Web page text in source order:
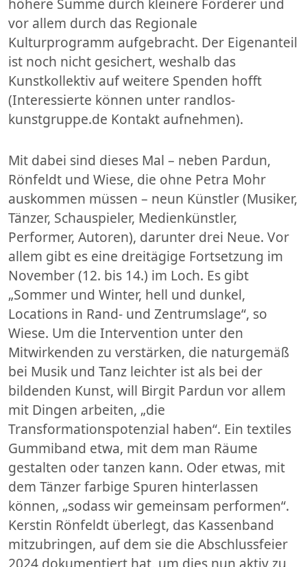
höhere Summe durch kleinere Förderer und
vor allem durch das Regionale
Kulturprogramm aufgebracht. Der Eigenanteil
ist noch nicht gesichert, weshalb das
Kunstkollektiv auf weitere Spenden hofft
(Interessierte können unter randlos-
kunstgruppe.de Kontakt aufnehmen).
Mit dabei sind dieses Mal – neben Pardun,
Rönfeldt und Wiese, die ohne Petra Mohr
auskommen müssen – neun Künstler (Musiker,
Tänzer, Schauspieler, Medienkünstler,
Performer, Autoren), darunter drei Neue. Vor
allem gibt es eine dreitägige Fortsetzung im
November (12. bis 14.) im Loch. Es gibt
„Sommer und Winter, hell und dunkel,
Locations in Rand- und Zentrumslage“, so
Wiese. Um die Intervention unter den
Mitwirkenden zu verstärken, die naturgemäß
bei Musik und Tanz leichter ist als bei der
bildenden Kunst, will Birgit Pardun vor allem
mit Dingen arbeiten, „die
Transformationspotenzial haben“. Ein textiles
Gummiband etwa, mit dem man Räume
gestalten oder tanzen kann. Oder etwas, mit
dem Tänzer farbige Spuren hinterlassen
können, „sodass wir gemeinsam performen“.
Kerstin Rönfeldt überlegt, das Kassenband
mitzubringen, auf dem sie die Abschlussfeier